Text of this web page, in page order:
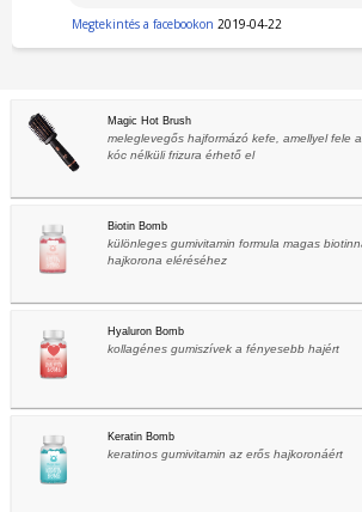
Megtekintés a facebookon 2019-04-22
Magic Hot Brush
meleglevegős hajformázó kefe, amellyel fele
kóc nélküli frizura érhető el
Biotin Bomb
különleges gumivitamin formula magas
hajkorona eléréséhez
Hyaluron Bomb
kollagénes gumiszívek a fényesebb hajért
Keratin Bomb
keratinos gumivitamin az erős hajkoronáért